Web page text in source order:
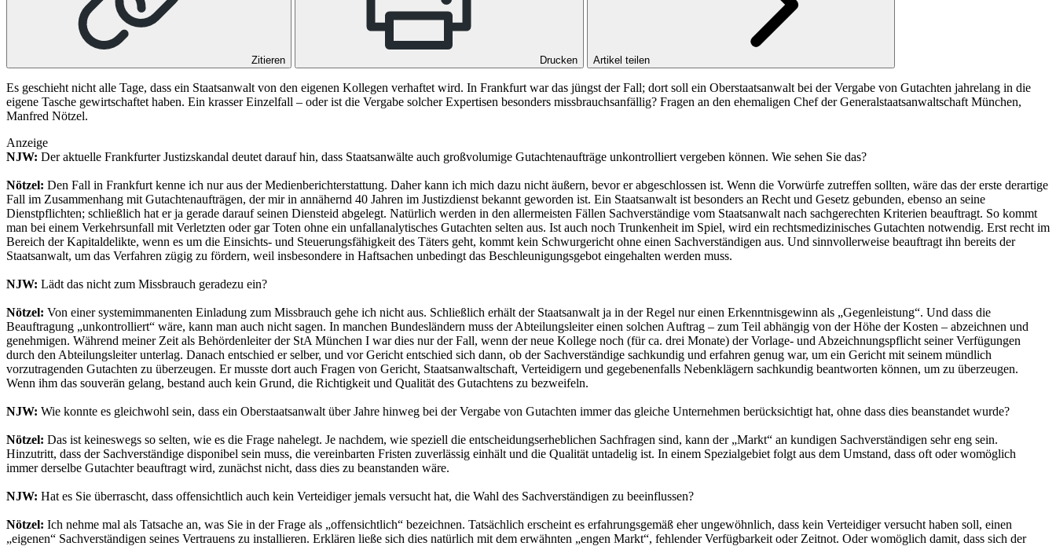
Zitieren Drucken Artikel teilen
Es geschieht nicht alle Tage, dass ein Staatsanwalt von den eigenen Kollegen verhaftet wird. In Frankfurt war das jüngst der Fall; dort soll ein Oberstaatsanwalt bei der Vergabe von Gutachten jahrelang in die
eigene Tasche gewirtschaftet haben. Ein krasser Einzelfall – oder ist die Vergabe solcher Expertisen besonders missbrauchsanfällig? Fragen an den ehemaligen Chef der Generalstaatsanwaltschaft München,
Manfred Nötzel.
Anzeige
NJW: Der aktuelle Frankfurter Justizskandal deutet darauf hin, dass Staatsanwälte auch großvolumige Gutachtenaufträge unkontrolliert vergeben können. Wie sehen Sie das?
Nötzel: Den Fall in Frankfurt kenne ich nur aus der Medienberichterstattung. Daher kann ich mich dazu nicht äußern, bevor er abgeschlossen ist. Wenn die Vorwürfe zutreffen sollten, wäre das der erste derartige
Fall im Zusammenhang mit Gutachtenaufträgen, der mir in annähernd 40 Jahren im Justizdienst bekannt geworden ist. Ein Staatsanwalt ist besonders an Recht und Gesetz gebunden, ebenso an seine
Dienstpflichten; schließlich hat er ja gerade darauf seinen Diensteid abgelegt. Natürlich werden in den allermeisten Fällen Sachverständige vom Staatsanwalt nach sachgerechten Kriterien beauftragt. So kommt
man bei einem Verkehrsunfall mit Verletzten oder gar Toten ohne ein unfallanalytisches Gutachten selten aus. Ist auch noch Trunkenheit im Spiel, wird ein rechtsmedizinisches Gutachten notwendig. Erst recht im
Bereich der Kapitaldelikte, wenn es um die Einsichts- und Steuerungsfähigkeit des Täters geht, kommt kein Schwurgericht ohne einen Sachverständigen aus. Und sinnvollerweise beauftragt ihn bereits der
Staatsanwalt, um das Verfahren zügig zu fördern, weil insbesondere in Haftsachen unbedingt das Beschleunigungsgebot eingehalten werden muss.
NJW: Lädt das nicht zum Missbrauch geradezu ein?
Nötzel: Von einer systemimmanenten Einladung zum Missbrauch gehe ich nicht aus. Schließlich erhält der Staatsanwalt ja in der Regel nur einen Erkenntnisgewinn als „Gegenleistung“. Und dass die
Beauftragung „unkontrolliert“ wäre, kann man auch nicht sagen. In manchen Bundesländern muss der Abteilungsleiter einen solchen Auftrag – zum Teil abhängig von der Höhe der Kosten – abzeichnen und
genehmigen. Während meiner Zeit als Behördenleiter der StA München I war dies nur der Fall, wenn der neue Kollege noch (für ca. drei Monate) der Vorlage- und Abzeichnungspflicht seiner Verfügungen
durch den Abteilungsleiter unterlag. Danach entschied er selber, und vor Gericht entschied sich dann, ob der Sachverständige sachkundig und erfahren genug war, um ein Gericht mit seinem mündlich
vorzutragenden Gutachten zu überzeugen. Er musste dort auch Fragen von Gericht, Staatsanwaltschaft, Verteidigern und gegebenenfalls Nebenklägern sachkundig beantworten können, um zu überzeugen.
Wenn ihm das souverän gelang, bestand auch kein Grund, die Richtigkeit und Qualität des Gutachtens zu bezweifeln.
NJW: Wie konnte es gleichwohl sein, dass ein Oberstaatsanwalt über Jahre hinweg bei der Vergabe von Gutachten immer das gleiche Unternehmen berücksichtigt hat, ohne dass dies beanstandet wurde?
Nötzel: Das ist keineswegs so selten, wie es die Frage nahelegt. Je nachdem, wie speziell die entscheidungserheblichen Sachfragen sind, kann der „Markt“ an kundigen Sachverständigen sehr eng sein.
Hinzutritt, dass der Sachverständige disponibel sein muss, die vereinbarten Fristen zuverlässig einhält und die Qualität untadelig ist. In einem Spezialgebiet folgt aus dem Umstand, dass oft oder womöglich
immer derselbe Gutachter beauftragt wird, zunächst nicht, dass dies zu beanstanden wäre.
NJW: Hat es Sie überrascht, dass offensichtlich auch kein Verteidiger jemals versucht hat, die Wahl des Sachverständigen zu beeinflussen?
Nötzel: Ich nehme mal als Tatsache an, was Sie in der Frage als „offensichtlich“ bezeichnen. Tatsächlich erscheint es erfahrungsgemäß eher ungewöhnlich, dass kein Verteidiger versucht haben soll, einen
„eigenen“ Sachverständigen seines Vertrauens zu installieren. Erklären ließe sich dies natürlich mit dem erwähnten „engen Markt“, fehlender Verfügbarkeit oder Zeitnot. Oder womöglich damit, dass sich der